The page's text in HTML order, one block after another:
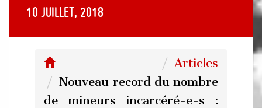
10 juillet, 2018
Articles
Nouveau record du nombre
de mineurs incarcéré-e-s :